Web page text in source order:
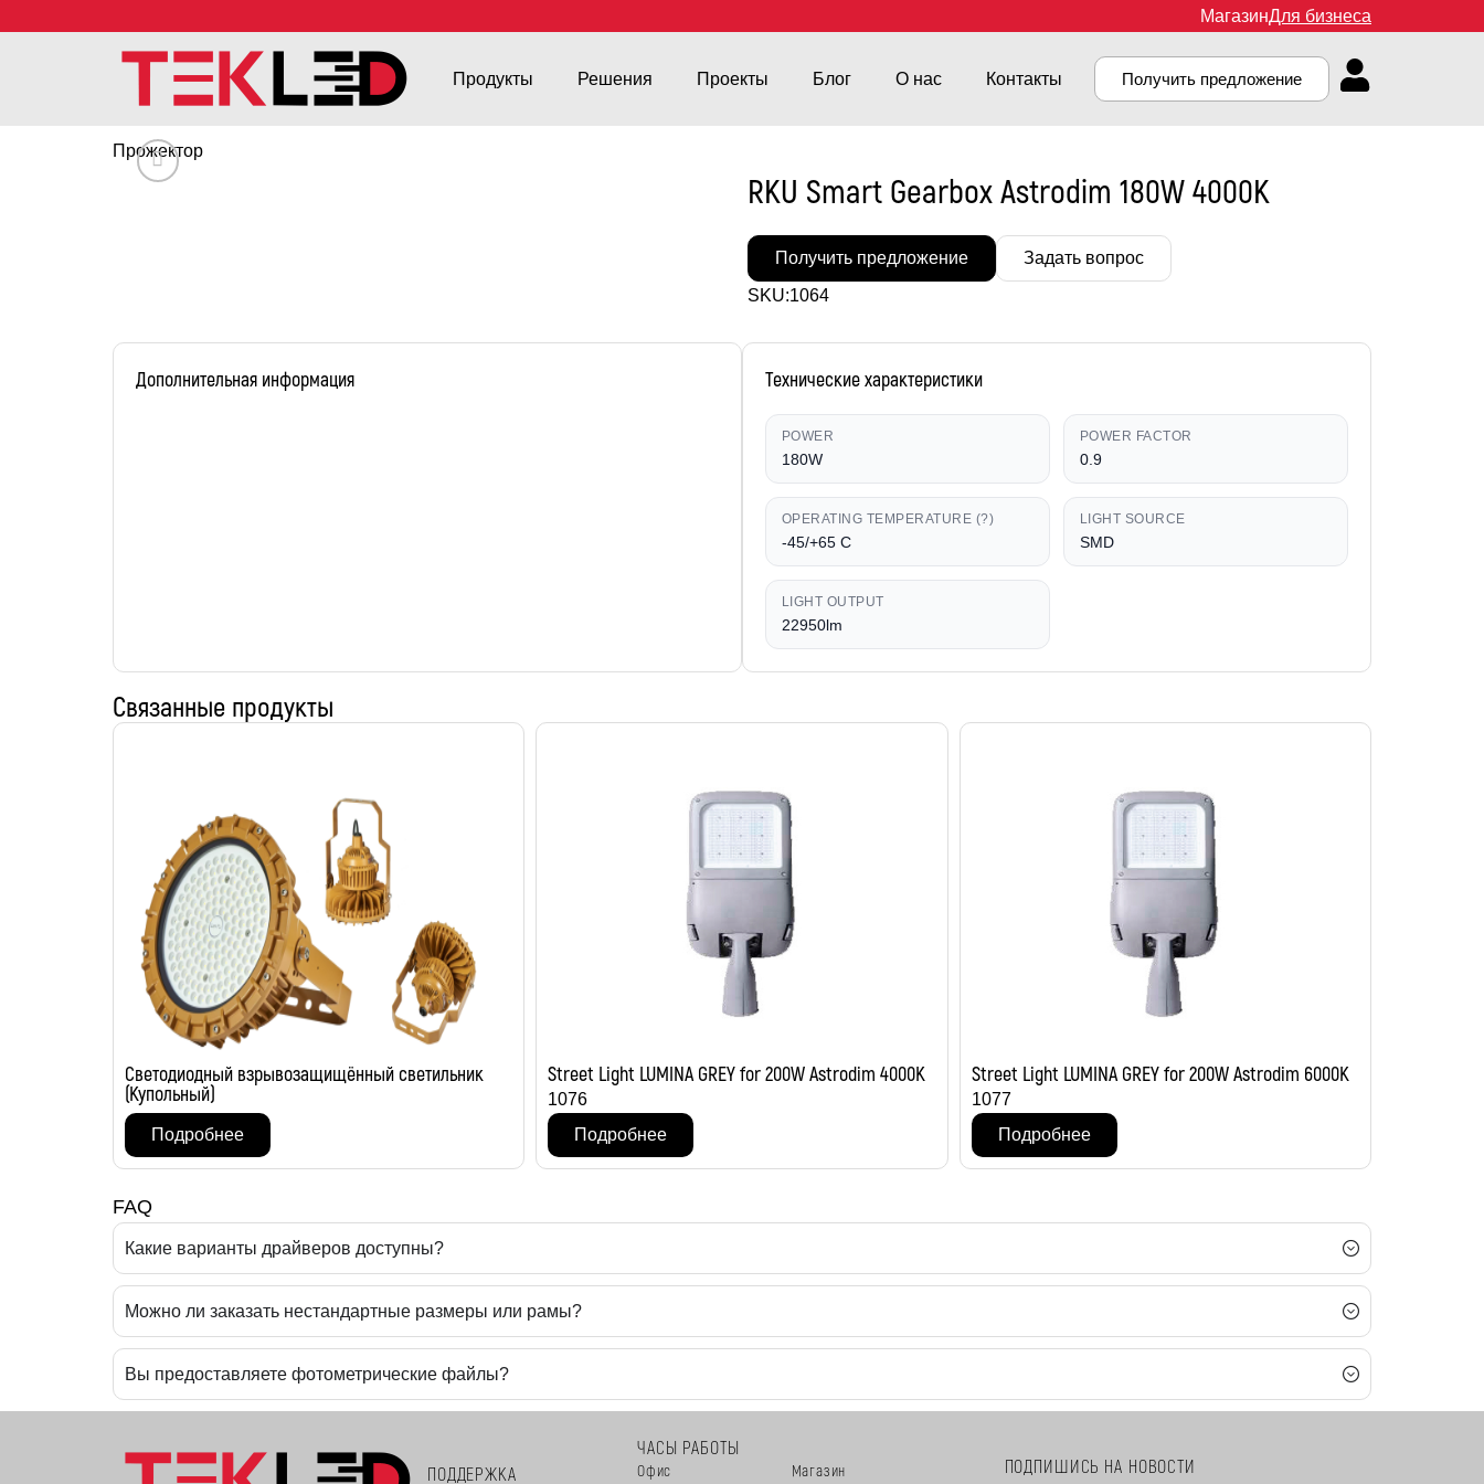
МагазинДля бизнеса
Продукты Решения Проекты Блог О нас Контакты Получить предложение
Прожектор
RKU Smart Gearbox Astrodim 180W 4000K
Получить предложение
Задать вопрос
SKU:1064
Дополнительная информация Технические характеристики
POWER
180W
POWER FACTOR
0.9
OPERATING TEMPERATURE (?)
-45/+65 C
LIGHT SOURCE
SMD
LIGHT OUTPUT
22950lm
Связанные продукты
Светодиодный взрывозащищённый светильник
(Купольный)
Подробнее
Street Light LUMINA GREY for 200W Astrodim 4000K
1076
Подробнее
Street Light LUMINA GREY for 200W Astrodim 6000K
1077
Подробнее
FAQ
Какие варианты драйверов доступны?
Можно ли заказать нестандартные размеры или рамы?
Вы предоставляете фотометрические файлы?
ПОДДЕРЖКА
ЧАСЫ РАБОТЫ
Офис Магазин ПОДПИШИСЬ НА НОВОСТИ